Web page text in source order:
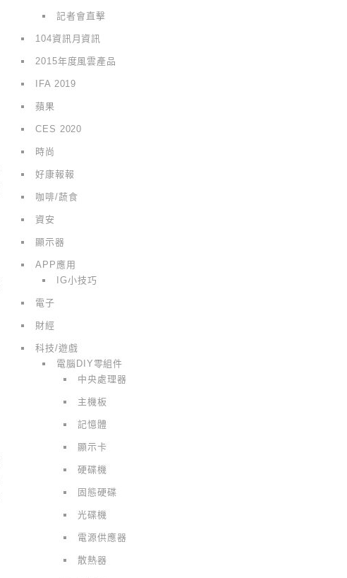
記者會直擊
104資訊月資訊
2015年度風雲產品
IFA 2019
蘋果
CES 2020
時尚
好康報報
咖啡/蔬食
資安
顯示器
APP應用
IG小技巧
電子
財經
科技/遊戲
電腦DIY零組件
中央處理器
主機板
記憶體
顯示卡
硬碟機
固態硬碟
光碟機
電源供應器
散熱器